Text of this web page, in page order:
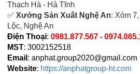
Thạch Hà - Hà Tĩnh
✅ Xưởng Sản Xuất Nghệ An: Xóm
Lộc, Nghệ An
Điện Thoại: 0981.877.567 -
MST: 3002152518
Email : anphat.group2020@gmail.com
Website: https://anphatgroup-ht.com